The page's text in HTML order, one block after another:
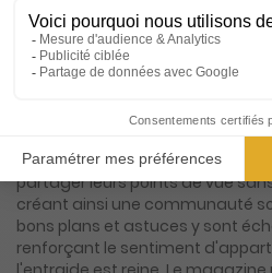
lectrices. Ce magazine, véritable
s'adresse à toutes celles qui
quotidien et explorer de
l'inspiration et à l'échange. Dans
sujets de société sont abordés
ouverture d'esprit. Les lectrices
partager leurs points de vue
créant ainsi une communauté
bons plans et astuces y sont
renforçant le sentiment